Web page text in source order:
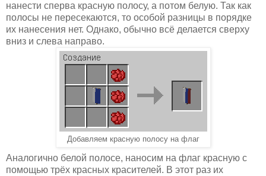
нанести сперва красную полосу, а потом белую. Так как
полосы не пересекаются, то особой разницы в порядке
их нанесения нет. Однако, обычно всё делается сверху
вниз и слева направо.
Добавляем красную полосу на флаг
Аналогично белой полосе, наносим на флаг красную с
помощью трёх красных красителей. В этот раз их